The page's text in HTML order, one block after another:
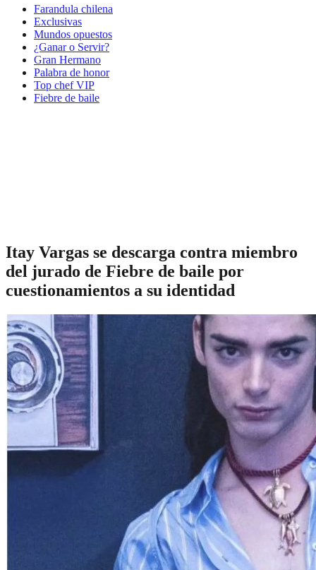
Farandula chilena
Exclusivas
Mundos opuestos
¿Ganar o Servir?
Gran Hermano
Palabra de honor
Top chef VIP
Fiebre de baile
Itay Vargas se descarga contra miembro
del jurado de Fiebre de baile por
cuestionamientos a su identidad